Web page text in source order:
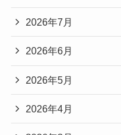
2026年7月
2026年6月
2026年5月
2026年4月